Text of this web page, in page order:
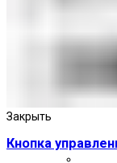
Закрыть
Кнопка